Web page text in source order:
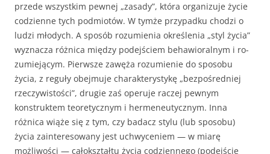
przede wszystkim pewnej „za­sady”, która organizuje życie
codzienne tych podmio­tów. W tymże przypadku chodzi o
ludzi młodych. A sposób rozumienia określenia „styl życia”
wyzna­cza różnica między podejściem behawioralnym i ro­
zumiejącym. Pierwsze zawęża rozumienie do spo­sobu
życia, z reguły obejmuje charakterystykę „bez­pośredniej
rzeczywistości”, drugie zaś operuje raczej pewnym
konstruktem teoretycznym i hermeneutycznym. Inna
różnica wiąże się z tym, czy badacz stylu (lub sposobu)
życia zainteresowany jest uchwyceniem — w miarę
możliwości — całokształtu życia codzien­nego (podejście